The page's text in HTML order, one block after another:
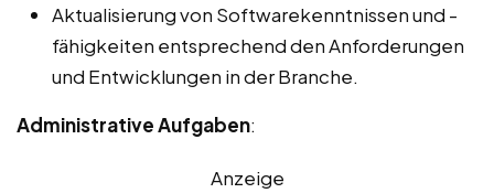
Aktualisierung von Softwarekenntnissen und -
fähigkeiten entsprechend den Anforderungen
und Entwicklungen in der Branche.
Administrative Aufgaben:
Anzeige